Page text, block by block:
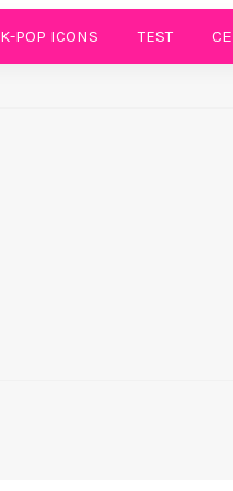
K-POP ICONS TEST